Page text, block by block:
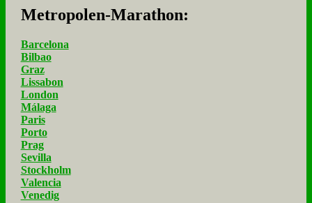
Me­tro­po­len-Ma­ra­thon:
Barcelona
Bilbao
Graz
Lissabon
London
Málaga
Paris
Porto
Prag
Sevilla
Stockholm
Valencia
Venedig